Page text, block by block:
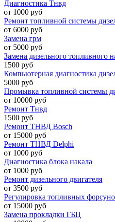
Диагностика Тнвд
от 1000 руб
Ремонт топливной системы
от 6000 руб
Замена грм
от 5000 руб
Замена дизельного топливного
1500 руб
Компьютерная диагностика
5000 руб
Промывка топливной системы
от 10000 руб
Ремонт Тнвд
1500 руб
Ремонт ТНВД Bosch
от 15000 руб
Ремонт ТНВД Delphi
от 1000 руб
Диагностика блока накала
от 1000 руб
Ремонт дизельного двигателя
от 3500 руб
Регулировка топливных
от 15000 руб
Замена прокладки ГБЦ